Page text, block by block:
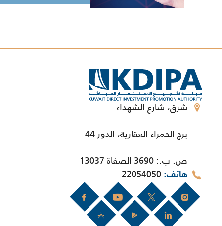
شرق، شارع الشهداء
برج الحمراء العقارية، الدور 44
ص. ب.: 3690 الصفاة 13037
هاتف